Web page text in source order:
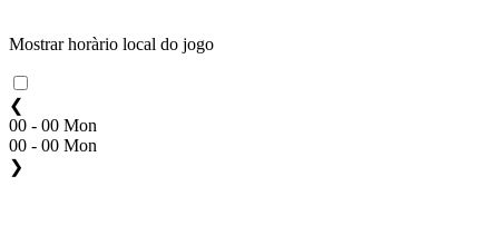
Mostrar horàrio local do jogo
❮
00 - 00 Mon
00 - 00 Mon
❯